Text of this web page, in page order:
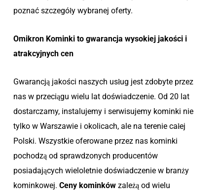
poznać szczegóły wybranej oferty.
Omikron Kominki to gwarancja wysokiej jakości i
atrakcyjnych cen
Gwarancją jakości naszych usług jest zdobyte przez
nas w przeciągu wielu lat doświadczenie. Od 20 lat
dostarczamy, instalujemy i serwisujemy kominki nie
tylko w Warszawie i okolicach, ale na terenie całej
Polski. Wszystkie oferowane przez nas kominki
pochodzą od sprawdzonych producentów
posiadających wieloletnie doświadczenie w branży
kominkowej. Ceny kominków zależą od wielu